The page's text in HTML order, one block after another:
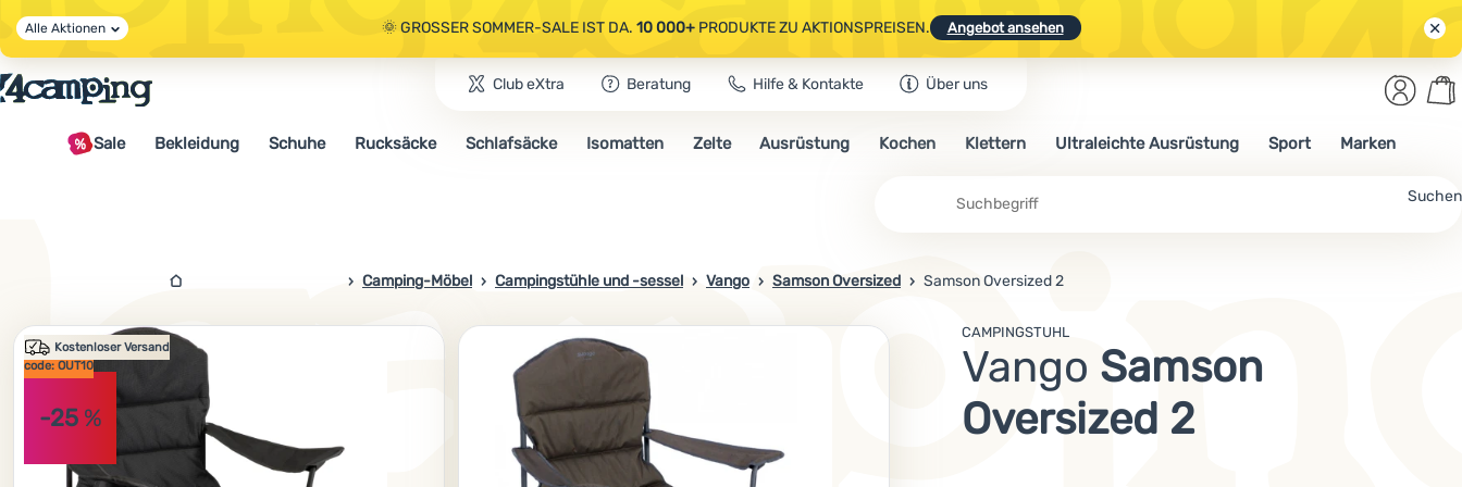
🌞 GROSSER SOMMER-SALE IST DA. 10 000+PRODUKTE ZU AKTIONSPREISEN. Angebot ansehen
🤫 - 10 % AUF AUSGEWÄHLTE CAMPING- & WANDERAUSRÜSTUNG.CODE OUT10 NUTZEN.
🌞 GROSSER SOMMER-SALE IST DA.10 000+PRODUKTE ZU AKTIONSPREISEN. Angebot ansehen
Alle Aktionen
Club eXtra Beratung Hilfe & Kontakte Über uns
Suchen
Anmelden
Sale Bekleidung Schuhe Rucksäcke Schlafsäcke Isomatten Zelte Ausrüstung Kochen Klettern Ultraleichte Ausrüstung Sport Marken
4campingshop.de
Camping-Möbel Campingstühle und -sessel Vango Samson Oversized Samson Oversized 2
Vango Samson
Oversized 2
CAMPINGSTUHL
FotoKostenloser Versand
code: OUT10
-25%